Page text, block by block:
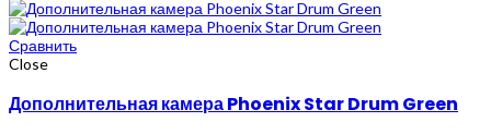
Сравнить
Close
Дополнительная камера Phoenix Star Drum Green